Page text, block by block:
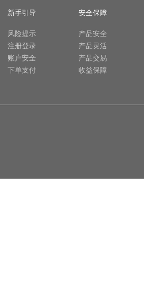
新手引导
风险提示
注册登录
账户安全
下单支付
安全保障
产品安全
产品灵活
产品交易
收益保障